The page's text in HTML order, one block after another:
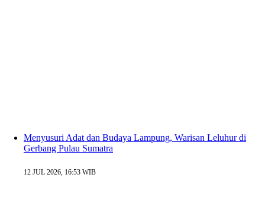
Menyusuri Adat dan Budaya Lampung, Warisan Leluhur di
Gerbang Pulau Sumatra
12 JUL 2026, 16:53 WIB